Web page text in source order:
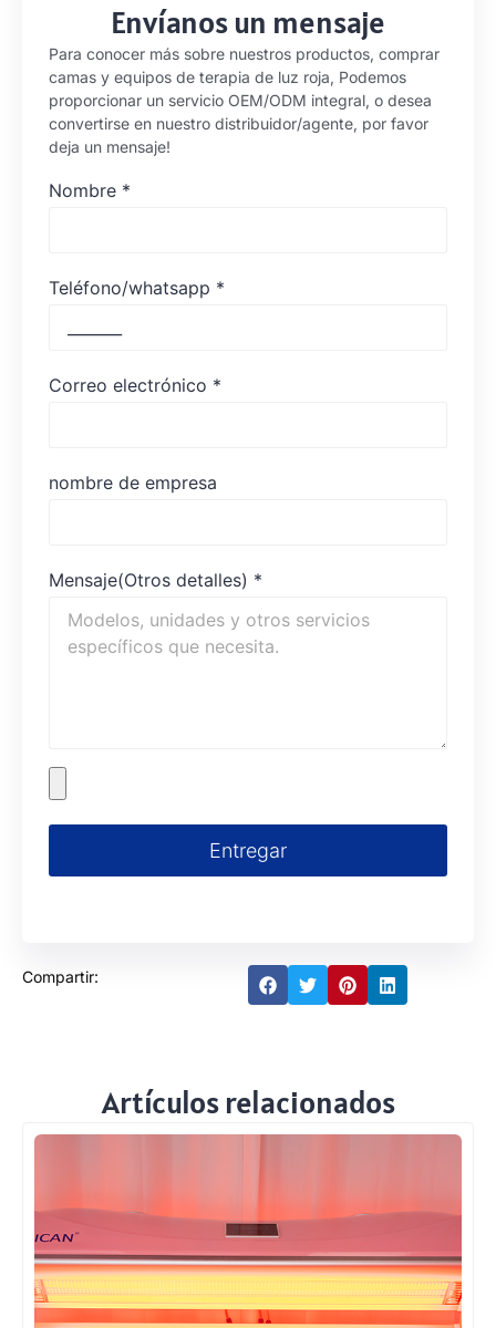
Envíanos un mensaje
Para conocer más sobre nuestros productos, comprar
camas y equipos de terapia de luz roja, Podemos
proporcionar un servicio OEM/ODM integral, o desea
convertirse en nuestro distribuidor/agente, por favor
deja un mensaje!
Nombre *
Teléfono/whatsapp *
Correo electrónico *
nombre de empresa
Mensaje(Otros detalles) *
Entregar
Compartir:
Artículos relacionados